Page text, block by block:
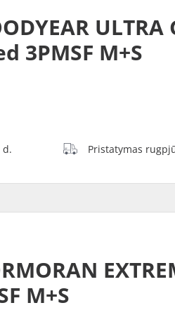
ULTRA
3PMSF M+S
d. Pristatymas
M+S